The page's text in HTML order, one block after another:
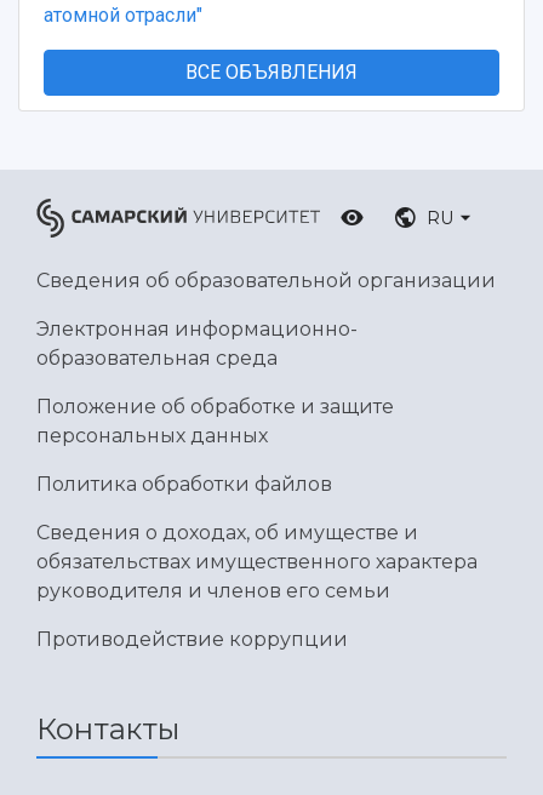
атомной отрасли"
ВСЕ ОБЪЯВЛЕНИЯ
RU
Сведения об образовательной организации
Электронная информационно-
образовательная среда
Положение об обработке и защите
персональных данных
Политика обработки файлов
Сведения о доходах, об имуществе и
обязательствах имущественного характера
руководителя и членов его семьи
Противодействие коррупции
Контакты